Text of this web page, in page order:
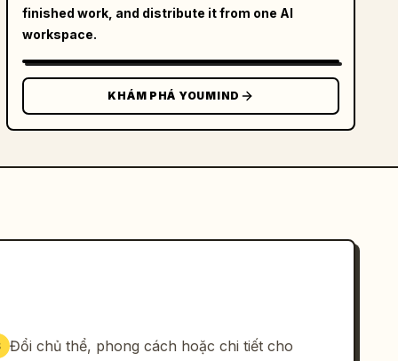
finished work, and distribute it from one AI
workspace.
KHÁM PHÁ YOUMIND
Đổi chủ thể, phong cách hoặc chi tiết cho